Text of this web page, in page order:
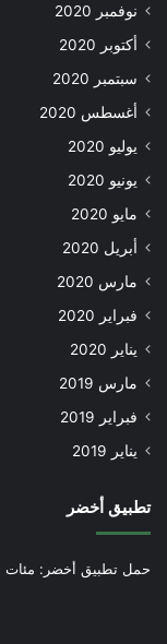
نوفمبر 2020
أكتوبر 2020
سبتمبر 2020
أغسطس 2020
يوليو 2020
يونيو 2020
مايو 2020
أبريل 2020
مارس 2020
فبراير 2020
يناير 2020
مارس 2019
فبراير 2019
يناير 2019
تطبيق أخضر
حمل تطبيق أخضر: مئات